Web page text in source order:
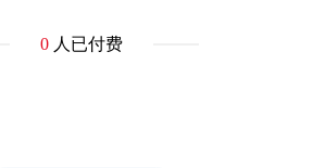
0人已付费